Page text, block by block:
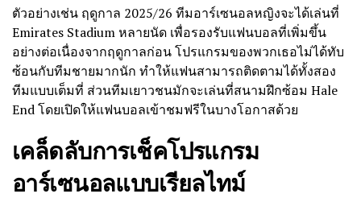
ตัวอย่างเช่น ฤดูกาล 2025/26 ทีมอาร์เซนอลหญิงจะได้เล่นที่
Emirates Stadium หลายนัด เพื่อรองรับแฟนบอลที่เพิ่มขึ้น
อย่างต่อเนื่องจากฤดูกาลก่อน โปรแกรมของพวกเธอไม่ได้ทับ
ซ้อนกับทีมชายมากนัก ทำให้แฟนสามารถติดตามได้ทั้งสอง
ทีมแบบเต็มที่ ส่วนทีมเยาวชนมักจะเล่นที่สนามฝึกซ้อม Hale
End โดยเปิดให้แฟนบอลเข้าชมฟรีในบางโอกาสด้วย
เคล็ดลับการเช็คโปรแกรม
อาร์เซนอลแบบเรียลไทม์